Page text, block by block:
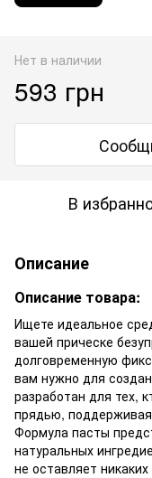
Нет в наличии
593 грн
В
Описание
Описание товара:
Ищете идеальное
вашей прическе
долговременную
вам нужно для
разработан для тех,
прядью,
Формула пасты
натуральных
не оставляет